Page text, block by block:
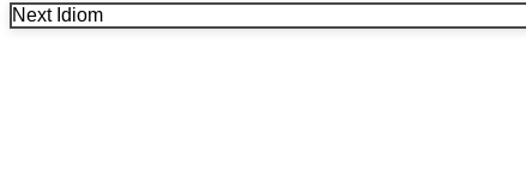
Next Idiom